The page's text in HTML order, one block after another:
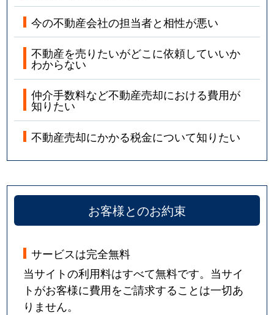
今の不動産会社の担当者と相性が悪い
不動産を売りたいがどこに依頼していいか
わからない
仲介手数料など不動産売却における費用が
知りたい
不動産売却にかかる税金について知りたい
お客様とのお約束
サービスは完全無料
当サイトの利用料はすべて無料です。当サイ
トがお客様に費用をご請求することは一切あ
りません。